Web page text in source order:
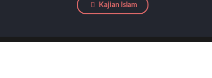
Kajian Islam